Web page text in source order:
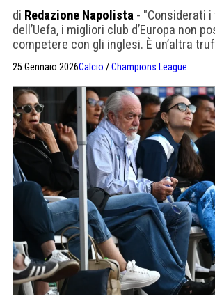
di Redazione Napolista - "Considerati
dell’Uefa, i migliori club d’Europa non
competere con gli inglesi. È un’altra
più grandi club inglesi quasi
25 Gennaio 2026Calcio /Champions League